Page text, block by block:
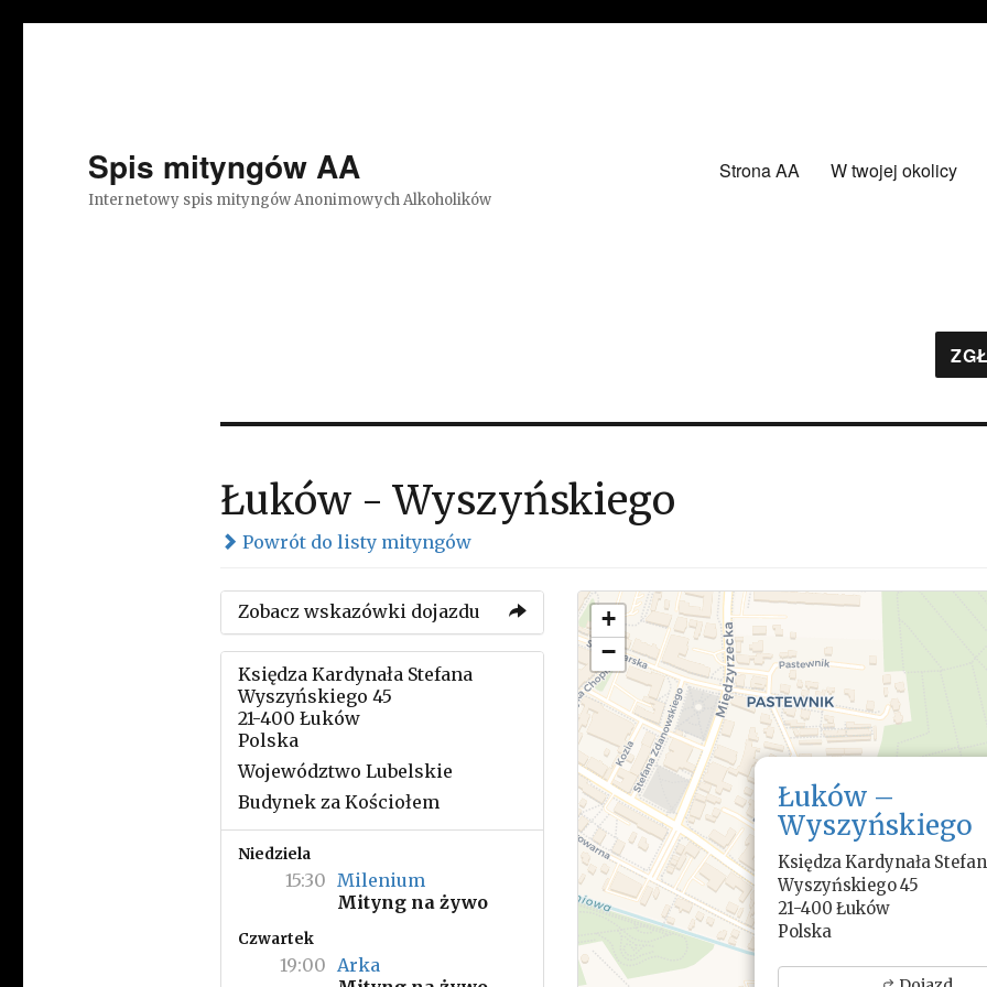
Spis mityngów AA
Internetowy spis mityngów Anonimowych Alkoholików
Strona AA W twojej okolicy
Łuków - Wyszyńskiego
Powrót do listy mityngów
Zobacz wskazówki dojazdu
Księdza Kardynała Stefana
Wyszyńskiego 45
21-400 Łuków
Polska
Województwo Lubelskie
Budynek za Kościołem
Niedziela
15:30 Milenium
Mityng na żywo
Czwartek
19:00 Arka
Łuków –
Wyszyńskiego
Księdza Kardynała
Wyszyńskiego 45
21-400 Łuków
Polska
+
−